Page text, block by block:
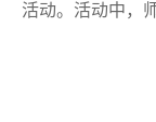
活动。活动中，